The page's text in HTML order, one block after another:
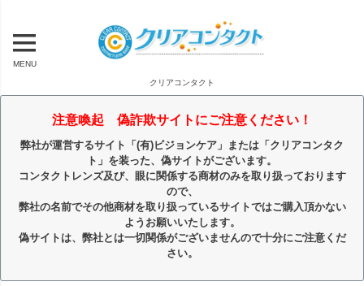
MENU
クリアコンタクト
注意喚起 偽詐欺サイトにご注意ください！
弊社が運営するサイト「(有)ビジョンケア」または「クリアコンタク
ト」を装った、偽サイトがございます。
コンタクトレンズ及び、眼に関係する商材のみを取り扱っております
ので、
弊社の名前でその他商材を取り扱っているサイトではご購入頂かない
ようお願いいたします。
偽サイトは、弊社とは一切関係がございませんので十分にご注意くだ
さい。